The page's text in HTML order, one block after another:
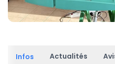
Infos Actualités